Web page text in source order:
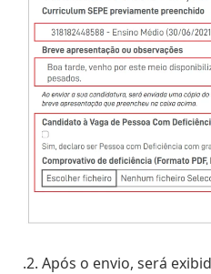
.2. Após o envio, será